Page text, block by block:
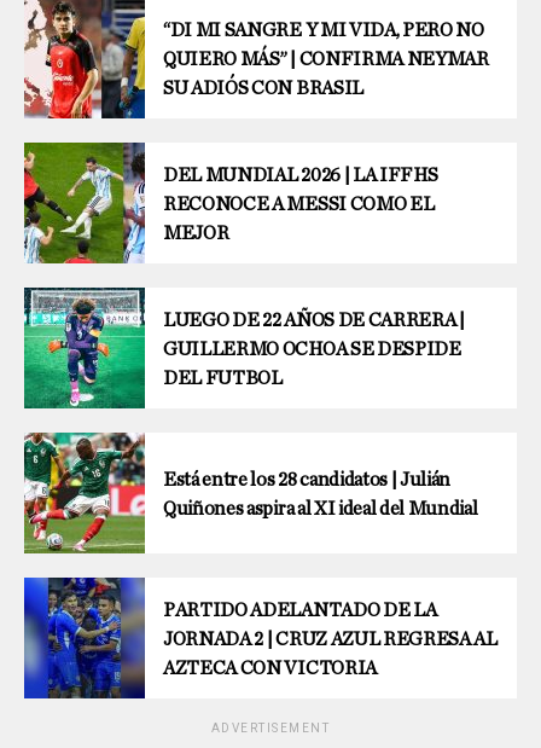
“DI MI SANGRE Y MI VIDA, PERO NO
QUIERO MÁS” | CONFIRMA NEYMAR
SU ADIÓS CON BRASIL
DEL MUNDIAL 2026 | LA IFFHS
RECONOCE A MESSI COMO EL
MEJOR
LUEGO DE 22 AÑOS DE CARRERA |
GUILLERMO OCHOA SE DESPIDE
DEL FUTBOL
Está entre los 28 candidatos | Julián
Quiñones aspira al XI ideal del Mundial
PARTIDO ADELANTADO DE LA
JORNADA 2 | CRUZ AZUL REGRESA AL
AZTECA CON VICTORIA
ADVERTISEMENT